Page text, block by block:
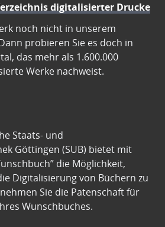
digitalisierter Drucke
noch nicht in unserem
probieren Sie es doch in
das mehr als 1.600.000
Werke nachweist.
Staats- und
Göttingen (SUB) bietet mit
die Möglichkeit,
Digitalisierung von Büchern zu
Sie die Patenschaft für
Wunschbuches.